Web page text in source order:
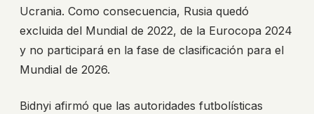
Ucrania. Como consecuencia, Rusia quedó
excluida del Mundial de 2022, de la Eurocopa 2024
y no participará en la fase de clasificación para el
Mundial de 2026.
Bidnyi afirmó que las autoridades futbolísticas